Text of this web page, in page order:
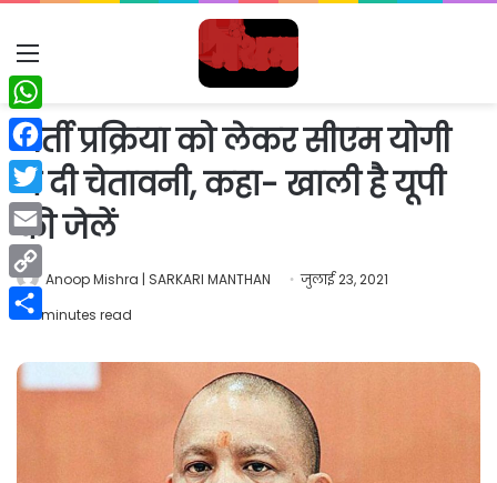
Menu
भर्ती प्रक्रिया को लेकर सीएम योगी
ने दी चेतावनी, कहा- खाली है यूपी
की जेलें
Anoop Mishra | SARKARI MANTHAN
जुलाई 23, 2021
3 minutes read
WhatsApp
Facebook
Twitter
Email
Copy
Link